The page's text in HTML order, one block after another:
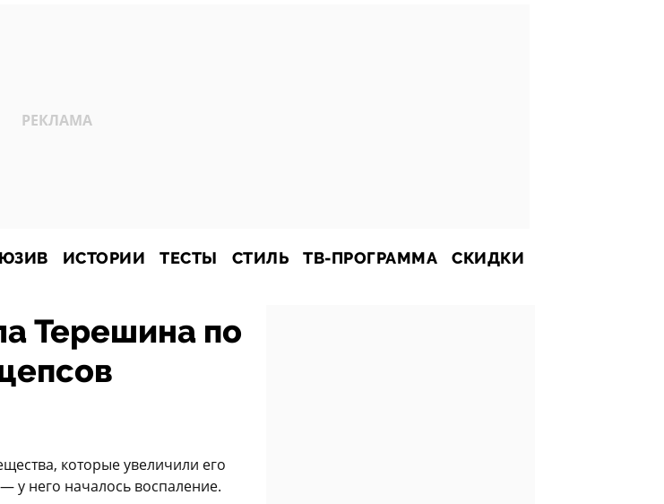
ИСТОРИИ ТЕСТЫ СТИЛЬ ТВ-ПРОГРАММА СКИДКИ
Терешина по
которые увеличили его
у него началось воспаление.